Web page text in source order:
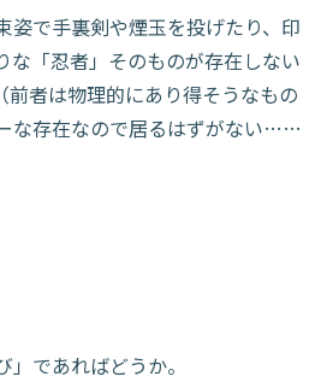
姿で手裏剣や煙玉を投げたり、印
な「忍者」そのものが存在しない
前者は物理的にあり得そうなもの
な存在なので居るはずがない……
であればどうか。